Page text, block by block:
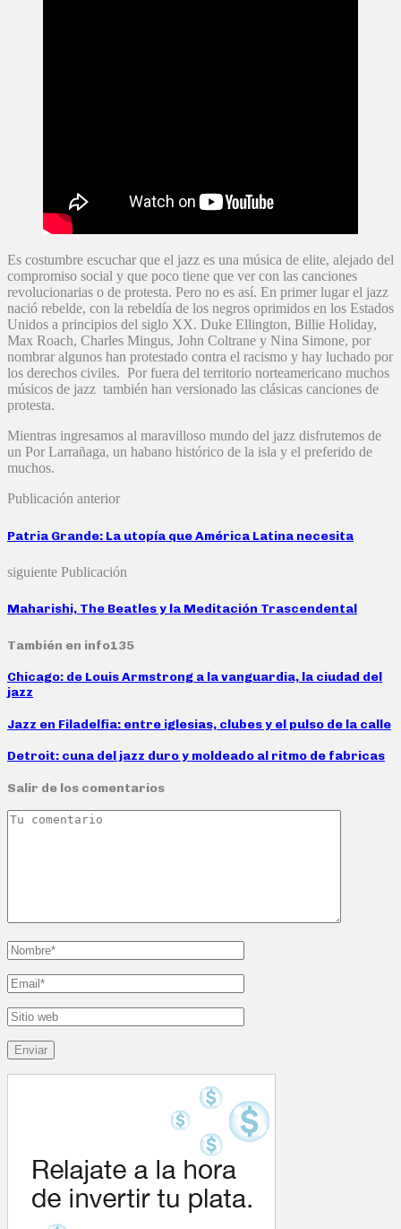
Es costumbre escuchar que el jazz es una música de elite, alejado del
compromiso social y que poco tiene que ver con las canciones
revolucionarias o de protesta. Pero no es así. En primer lugar el jazz
nació rebelde, con la rebeldía de los negros oprimidos en los Estados
Unidos a principios del siglo XX. Duke Ellington, Billie Holiday,
Max Roach, Charles Mingus, John Coltrane y Nina Simone, por
nombrar algunos han protestado contra el racismo y hay luchado por
los derechos civiles. Por fuera del territorio norteamericano muchos
músicos de jazz también han versionado las clásicas canciones de
protesta.
Mientras ingresamos al maravilloso mundo del jazz disfrutemos de
un Por Larrañaga, un habano histórico de la isla y el preferido de
muchos.
Publicación anterior
Patria Grande: La utopía que América Latina necesita
siguiente Publicación
Maharishi, The Beatles y la Meditación Trascendental
También en info135
Chicago: de Louis Armstrong a la vanguardia, la ciudad del
jazz
Jazz en Filadelfia: entre iglesias, clubes y el pulso de la calle
Detroit: cuna del jazz duro y moldeado al ritmo de fabricas
Salir de los comentarios